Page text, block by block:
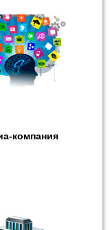
компания